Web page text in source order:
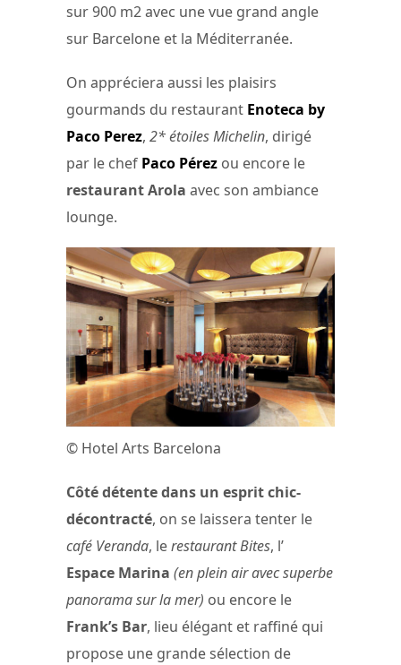
sur 900 m2 avec une vue grand angle
sur Barcelone et la Méditerranée.
On appréciera aussi les plaisirs
gourmands du restaurant Enoteca by
Paco Perez, 2* étoiles Michelin, dirigé
par le chef Paco Pérez ou encore le
restaurant Arola avec son ambiance
lounge.
© Hotel Arts Barcelona
Côté détente dans un esprit chic-
décontracté, on se laissera tenter le
café Veranda, lerestaurant Bites, l’
Espace Marina (en plein air avec superbe
panorama sur la mer) ou encore le
Frank’s Bar, lieu élégant et raffiné qui
propose une grande sélection de